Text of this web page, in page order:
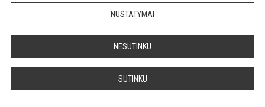
NUSTATYMAI
NESUTINKU
SUTINKU